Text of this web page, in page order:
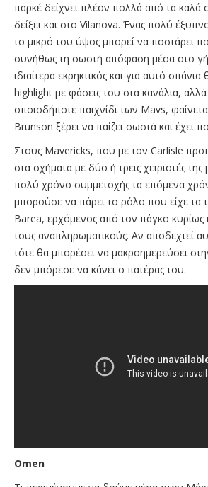
παρκέ δείχνει πλέον πολλά από τα καλά
δείξει και στο Vilanova. Ένας πολύ
το μικρό του ύψος μπορεί να ποστάρει
συνήθως τη σωστή απόφαση μέσα στο
ιδιαίτερα εκρηκτικός και για αυτό σπάνια
highlight με φάσεις του στα κανάλια,
οποιοδήποτε παιχνίδι των Mavs,
Brunson ξέρει να παίζει σωστά και έχει
Στους Mavericks, που με τον Carlisle
στα σχήματα με δύο ή τρεις χειριστές
πολύ χρόνο συμμετοχής τα επόμενα
μπορούσε να πάρει το ρόλο που είχε τα
Barea, ερχόμενος από τον πάγκο κυρίως
τους αναπληρωματικούς. Αν αποδεχτεί
τότε θα μπορέσει να μακροημερεύσει
δεν μπόρεσε να κάνει ο πατέρας του.
Omen